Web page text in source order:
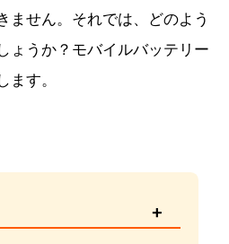
ません。それでは、どのよう
ょうか？モバイルバッテリー
す。